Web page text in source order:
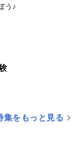
う♪
集をもっと見る